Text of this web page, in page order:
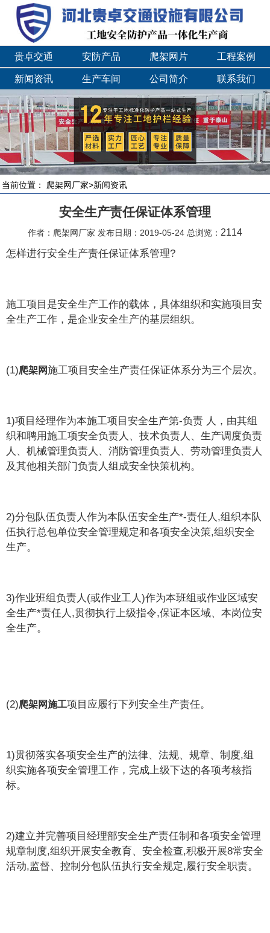
贵卓交通 安防产品 爬架网片 工程案例
新闻资讯 生产车间 公司简介 联系我们
当前位置： 爬架网厂家>新闻资讯
安全生产责任保证体系管理
作者：爬架网厂家 发布日期：2019-05-24 总浏览： 2114
怎样进行安全生产责任保证体系管理?
施工项目是安全生产工作的载体，具体组织和实施项目安
全生产工作，是企业安全生产的基层组织。
(1)爬架网施工项目安全生产责任保证体系分为三个层次。
1)项目经理作为本施工项目安全生产第-负责 人，由其组
织和聘用施工项安全负责人、技术负责人、生产调度负责
人、机械管理负责人、消防管理负责人、劳动管理负责人
及其他相关部门负责人组成安全快策机构。
2)分包队伍负责人作为本队伍安全生产*-责任人,组织本队
伍执行总包单位安全管理规定和各项安全决策,组织安全
生产。
3)作业班组负责人(或作业工人)作为本班组或作业区域安
全生产*责任人,贯彻执行上级指令,保证本区域、本岗位安
全生产。
(2)爬架网施工项目应履行下列安全生产责任。
1)贯彻落实各项安全生产的法律、法规、规章、制度,组
织实施各项安全管理工作，完成上级下达的各项考核指
标。
2)建立并完善项目经理部安全生产责任制和各项安全管理
规章制度,组织开展安全教育、安全检查,积极开展8常安全
活动,监督、控制分包队伍执行安全规定,履行安全职责。